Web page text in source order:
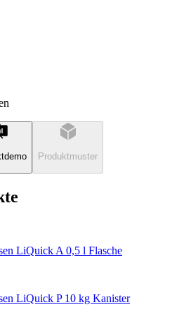
Produktmuster
LiQuick A 0,5 l Flasche
LiQuick P 10 kg Kanister